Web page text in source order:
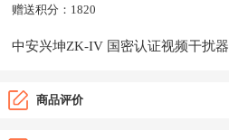
赠送积分： 1820
中安兴坤ZK-IV 国密认证视频干扰器
商品评价